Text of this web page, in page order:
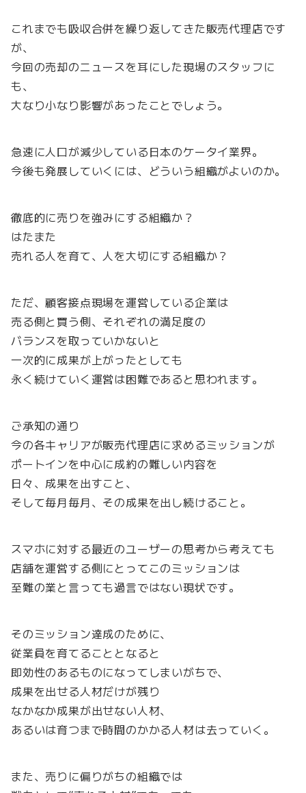
これまでも吸収合併を繰り返してきた販売代理店です
が、
今回の売却のニュースを耳にした現場のスタッフに
も、
大なり小なり影響があったことでしょう。
急速に人口が減少している日本のケータイ業界。
今後も発展していくには、どういう組織がよいのか。
徹底的に売りを強みにする組織か？
はたまた
売れる人を育て、人を大切にする組織か？
ただ、顧客接点現場を運営している企業は
売る側と買う側、それぞれの満足度の
バランスを取っていかないと
一次的に成果が上がったとしても
永く続けていく運営は困難であると思われます。
ご承知の通り
今の各キャリアが販売代理店に求めるミッションが
ポートインを中心に成約の難しい内容を
日々、成果を出すこと、
そして毎月毎月、その成果を出し続けること。
スマホに対する最近のユーザーの思考から考えても
店舗を運営する側にとってこのミッションは
至難の業と言っても過言ではない現状です。
そのミッション達成のために、
従業員を育てることとなると
即効性のあるものになってしまいがちで、
成果を出せる人材だけが残り
なかなか成果が出せない人材、
あるいは育つまで時間のかかる人材は去っていく。
また、売りに偏りがちの組織では